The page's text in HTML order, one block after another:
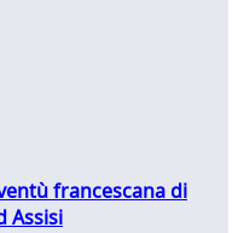
francescana di
Assisi